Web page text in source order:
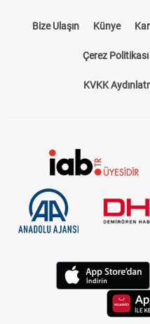
Bize Ulaşın Künye
Çerez Politikası
KVKK